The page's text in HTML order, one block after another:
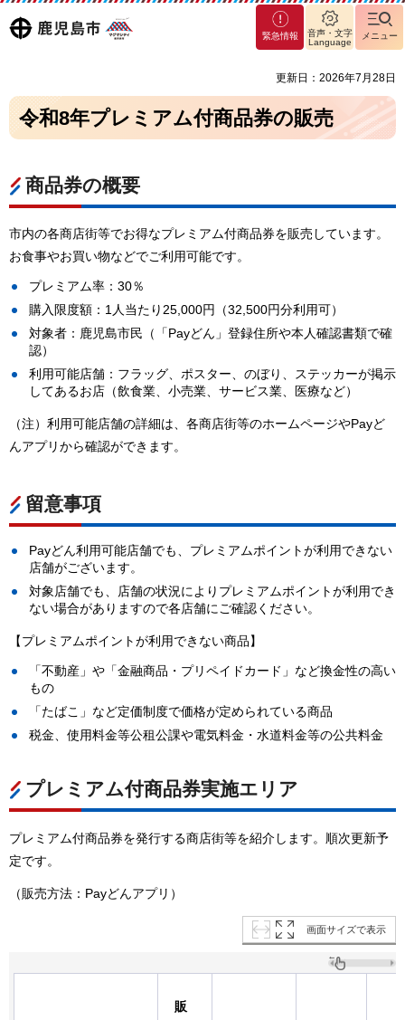
鹿児島
マグ
マシ
島市
緊急情報
音声・文字
Language
メニュー
更新日：2026年7月28日
令和8年プレミアム付商品券の販売
商品券の概要
市内の各商店街等でお得なプレミアム付商品券を販売しています。
お食事やお買い物などでご利用可能です。
プレミアム率：30％
購入限度額：1人当たり25,000円（32,500円分利用可）
対象者：鹿児島市民（「Payどん」登録住所や本人確認書類で確
認）
利用可能店舗：フラッグ、ポスター、のぼり、ステッカーが掲示
してあるお店（飲食業、小売業、サービス業、医療など）
（注）利用可能店舗の詳細は、各商店街等のホームページやPayど
んアプリから確認ができます。
留意事項
Payどん利用可能店舗でも、プレミアムポイントが利用できない
店舗がございます。
対象店舗でも、店舗の状況によりプレミアムポイントが利用でき
ない場合がありますので各店舗にご確認ください。
【プレミアムポイントが利用できない商品】
「不動産」や「金融商品・プリペイドカード」など換金性の高い
もの
「たばこ」など定価制度で価格が定められている商品
税金、使用料金等公租公課や電気料金・水道料金等の公共料金
プレミアム付商品券実施エリア
プレミアム付商品券を発行する商店街等を紹介します。順次更新予
定です。
（販売方法：Payどんアプリ）
画面サイズで表示
販